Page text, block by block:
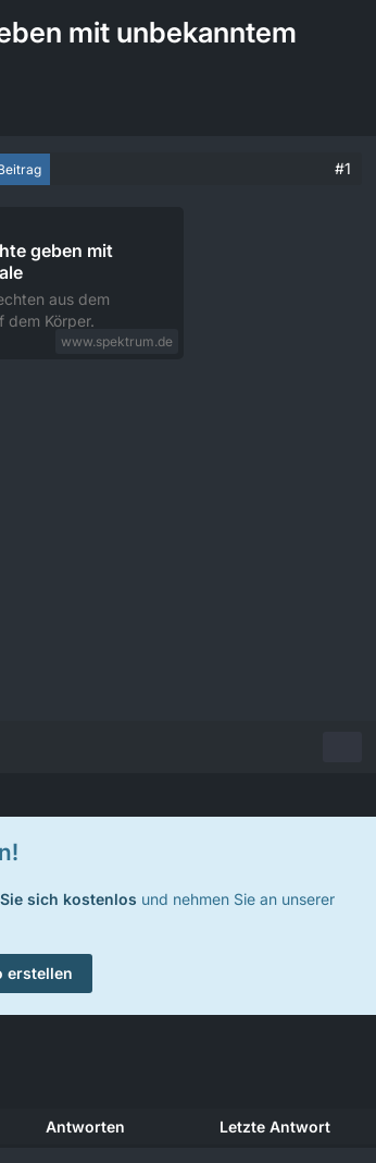
mit unbekanntem
#1
geben mit
aus dem
dem Körper.
www.spektrum.de
sich kostenlos und nehmen Sie an unserer
erstellen
Antworten Letzte Antwort